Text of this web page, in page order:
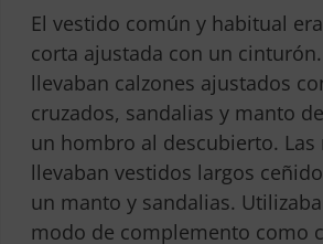
El vestido común y habitual
corta ajustada con un
llevaban calzones ajustados
cruzados, sandalias y manto
un hombro al descubierto. Las
llevaban vestidos largos
un manto y sandalias.
modo de complemento como